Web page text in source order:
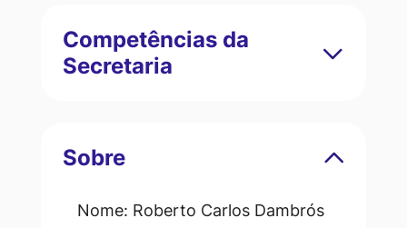
Competências da
Secretaria
Sobre
Nome: Roberto Carlos Dambrós